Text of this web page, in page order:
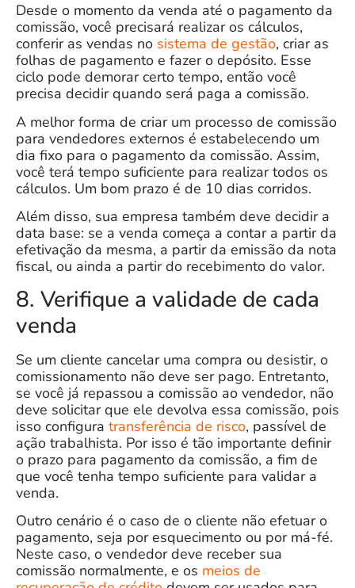
Desde o momento da venda até o pagamento da
comissão, você precisará realizar os cálculos,
conferir as vendas no sistema de gestão, criar as
folhas de pagamento e fazer o depósito. Esse
ciclo pode demorar certo tempo, então você
precisa decidir quando será paga a comissão.
A melhor forma de criar um processo de comissão
para vendedores externos é estabelecendo um
dia fixo para o pagamento da comissão. Assim,
você terá tempo suficiente para realizar todos os
cálculos. Um bom prazo é de 10 dias corridos.
Além disso, sua empresa também deve decidir a
data base: se a venda começa a contar a partir da
efetivação da mesma, a partir da emissão da nota
fiscal, ou ainda a partir do recebimento do valor.
8. Verifique a validade de cada
venda
Se um cliente cancelar uma compra ou desistir, o
comissionamento não deve ser pago. Entretanto,
se você já repassou a comissão ao vendedor, não
deve solicitar que ele devolva essa comissão, pois
isso configura transferência de risco, passível de
ação trabalhista. Por isso é tão importante definir
o prazo para pagamento da comissão, a fim de
que você tenha tempo suficiente para validar a
venda.
Outro cenário é o caso de o cliente não efetuar o
pagamento, seja por esquecimento ou por má-fé.
Neste caso, o vendedor deve receber sua
comissão normalmente, e os meios de